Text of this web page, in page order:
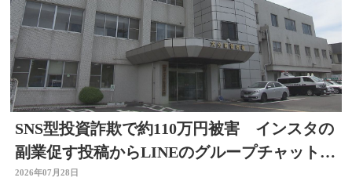
SNS型投資詐欺で約110万円被害 インスタの
副業促す投稿からLINEのグループチャットに
参加 大分
2026年07月28日